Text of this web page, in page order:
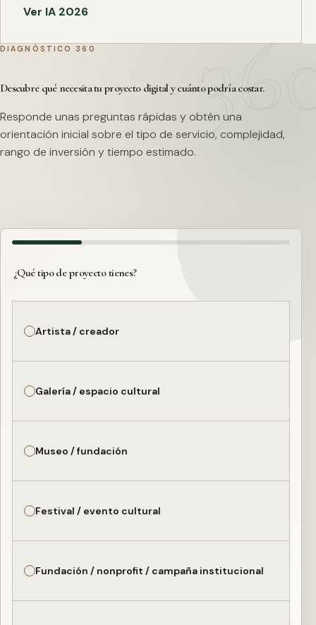
Ver IA 2026
DIAGNÓSTICO 360
Descubre qué necesita tu proyecto digital y cuánto podría costar.
Responde unas preguntas rápidas y obtén una
orientación inicial sobre el tipo de servicio, complejidad,
rango de inversión y tiempo estimado.
¿Qué tipo de proyecto tienes?
Artista / creador
Galería / espacio cultural
Museo / fundación
Festival / evento cultural
Fundación / nonprofit / campaña institucional